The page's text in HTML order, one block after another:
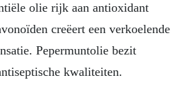
olie rijk aan antioxidant
creëert een verkoelende
Pepermuntolie bezit
kwaliteiten.